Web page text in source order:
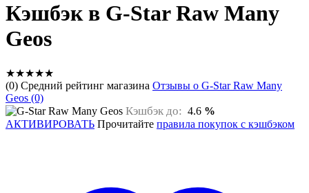
Кэшбэк в G-Star Raw Many
Geos
★★★★★
(0) Средний рейтинг магазина Отзывы о G-Star Raw Many
Geos (0)
Кэшбэк до: 4.6 %
АКТИВИРОВАТЬ Прочитайте правила покупок с кэшбэком